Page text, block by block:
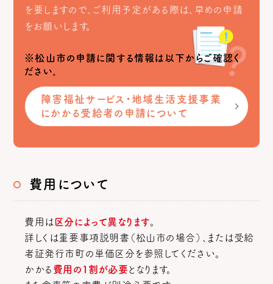
を要しますので、ご利用予定がある際は、早めの申請
をお願いします。
※松山市の申請に関する情報は以下からご確認く
ださい。
障害福祉サービス・地域生活支援事業
にかかる受給者の申請について
費用について
費用は区分によって異なります。
詳しくは重要事項説明書（松山市の場合）、または受給
者証発行市町の単価区分を参照してください。
かかる 費用の1割が必要となります。